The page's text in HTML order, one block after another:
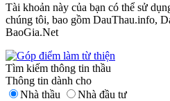
Tài khoản này của bạn có thể sử
chúng tôi, bao gồm DauThau.info,
BaoGia.Net
Tìm kiếm thông tin thầu
Thông tin dành cho
Nhà thầu
Nhà đầu tư